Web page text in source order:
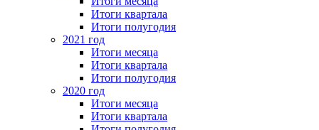
Итоги квартала
Итоги полугодия
2021 год
Итоги месяца
Итоги квартала
Итоги полугодия
2020 год
Итоги месяца
Итоги квартала